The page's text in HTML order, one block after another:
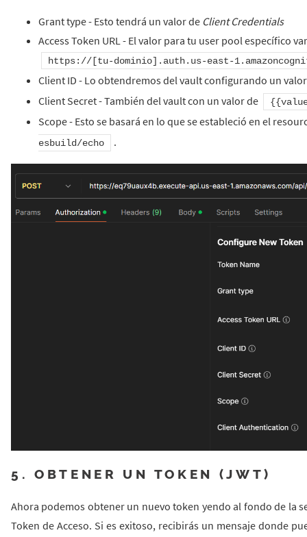
Grant type - Esto tendrá un valor de Client Credentials
Access Token URL - El valor para tu user pool específico
https://[tu-dominio].auth.us-east-
Client ID - Lo obtendremos del vault configurando un
Client Secret - También del vault con un valor de
Scope - Esto se basará en lo que se estableció en el
esbuild/echo .
5. OBTENER UN TOKEN (JWT)
Ahora podemos obtener un nuevo token yendo al fondo de la
Token de Acceso. Si es exitoso, recibirás un mensaje donde